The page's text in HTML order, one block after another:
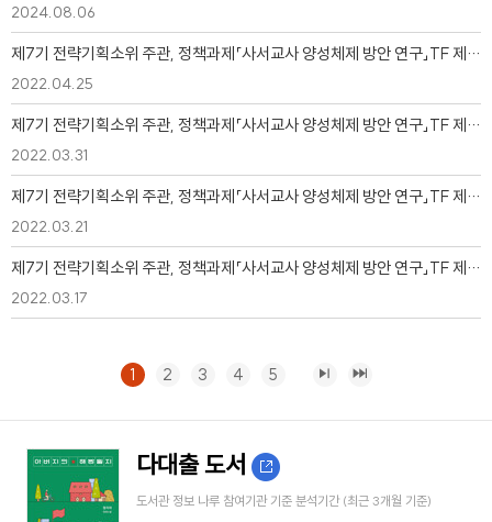
2024.08.06
제7기 전략기획소위 주관, 정책과제「사서교사 양성체제 방안 연구」TF 제5차 회의
2022.04.25
제7기 전략기획소위 주관, 정책과제「사서교사 양성체제 방안 연구」TF 제4차 회의
2022.03.31
제7기 전략기획소위 주관, 정책과제「사서교사 양성체제 방안 연구」TF 제3차 회의
2022.03.21
제7기 전략기획소위 주관, 정책과제「사서교사 양성체제 방안 연구」TF 제1차 회의
2022.03.17
1 2 3 4 5
다대출 도서
도서관 정보 나루 참여기관 기준 분석기간 (최근 3개월 기준)